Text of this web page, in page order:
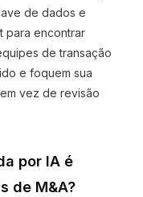
de dados e
para encontrar
de transação
e foquem sua
vez de revisão
por IA é
de M&A?